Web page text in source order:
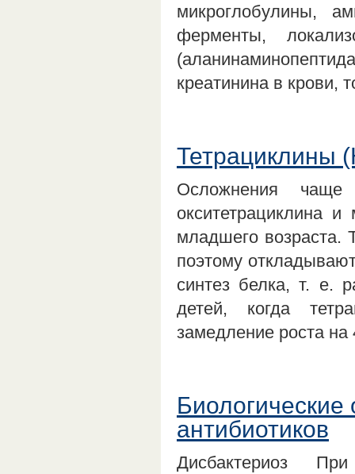
микроглобулины,
ферменты,
креатинина в крови,
Тетрациклины
Осложнения чаще
окситетрациклина
младшего возраста.
поэтому
синтез белка, т. е.
детей, когда
замедление роста
антибиотиков
Дисбактериоз